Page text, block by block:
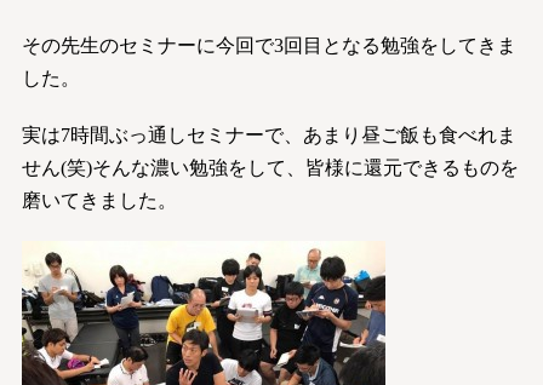
その先生のセミナーに今回で3回目となる勉強をしてきま
した。
実は7時間ぶっ通しセミナーで、あまり昼ご飯も食べれま
せん(笑)そんな濃い勉強をして、皆様に還元できるものを
磨いてきました。